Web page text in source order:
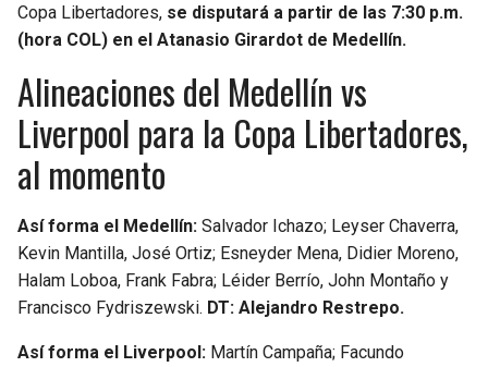
Copa Libertadores, se disputará a partir de las 7:30 p.m.
(hora COL) en el Atanasio Girardot de Medellín.
Alineaciones del Medellín vs
Liverpool para la Copa Libertadores,
al momento
Así forma el Medellín: Salvador Ichazo; Leyser Chaverra,
Kevin Mantilla, José Ortiz; Esneyder Mena, Didier Moreno,
Halam Loboa, Frank Fabra; Léider Berrío, John Montaño y
Francisco Fydriszewski. DT: Alejandro Restrepo.
Así forma el Liverpool: Martín Campaña; Facundo